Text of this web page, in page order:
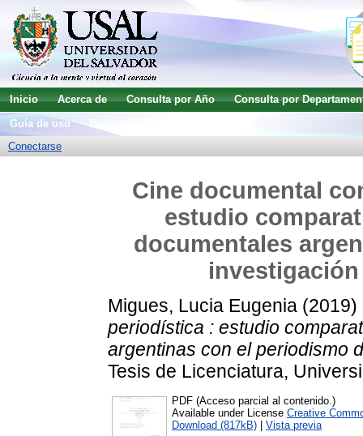
Inicio Acerca de Consulta por Año
Consulta por
Guía de uso
Conectarse
Cine documental
estudio
documentales
investigación
Migues, Lucia Eugenia (2019)
periodística : estudio
argentinas con el periodismo
Tesis de Licenciatura,
PDF (Acceso parcial al contenido.)
Available under License Creative
Download (817kB)
Vista previa